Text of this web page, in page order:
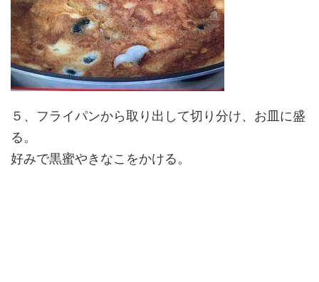
５、フライパンから取り出して切り分け、お皿に盛
る。
好みで黒蜜やきなこをかける。